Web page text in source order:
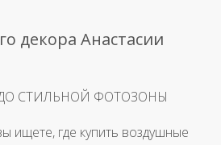
декора Анастасии
СТИЛЬНОЙ ФОТОЗОНЫ
ищете, где купить воздушные